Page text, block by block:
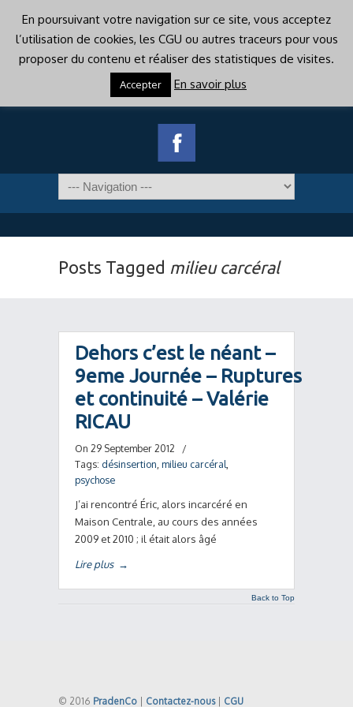
Posts Tagged milieu carcéral
Dehors c’est le néant –
9eme Journée – Ruptures
et continuité – Valérie
RICAU
On 29 September 2012
/
Tags: désinsertion milieu carcéral
psychose
J’ai rencontré Éric, alors incarcéré en
Maison Centrale, au cours des années
2009 et 2010 ; il était alors âgé
Lire plus →
Back to Top
© 2016 PradenCo Contactez-nous| CGU
En poursuivant votre navigation sur ce site, vous acceptez
l’utilisation de cookies, les CGU ou autres traceurs pour vous
proposer du contenu et réaliser des statistiques de visites.
Accepter En savoir plus